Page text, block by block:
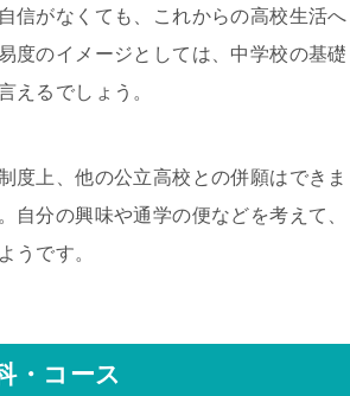
信がなくても、これからの高校生活へ
度のイメージとしては、中学校の基礎
えるでしょう。
度上、他の公立高校との併願はできま
分の興味や通学の便などを考えて、
うです。
・コース